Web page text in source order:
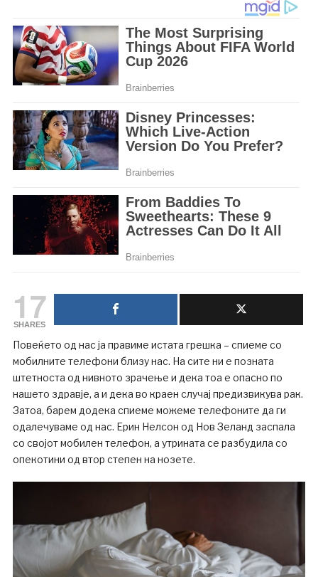
17
SHARES
Повеќето од нас ја правиме истата грешка – спиеме со
мобилните телефони близу нас. На сите ни е позната
штетноста од нивното зрачење и дека тоа е опасно по
нашето здравје, а и дека во краен случај предизвикува рак.
Затоа, барем додека спиеме можеме телефоните да ги
одалечуваме од нас. Ерин Нелсон од Нов Зеланд заспала
со својот мобилен телефон, а утрината се разбудила со
опекотини од втор степен на нозете.